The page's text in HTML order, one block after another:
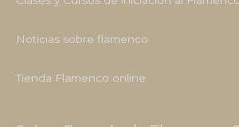
Noticias sobre flamenco
Tienda Flamenco online